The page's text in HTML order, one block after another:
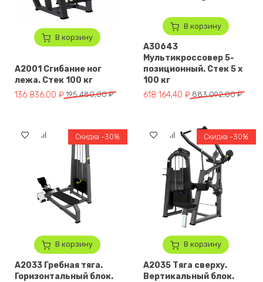
В корзину
A2001 Сгибание ног
лежа. Стек 100 кг
195 480,00₽
Первоначальная цена составляла 195 480,00 ₽.
136 836,00 ₽
Текущая цена: 136 836,00 ₽.
В корзину
A30643
Мультикроссовер 5-
позиционный. Стек 5 х
100 кг
883 092,00₽
Первоначальная цена
618 164,40 ₽
Текущая цена: 618 164,40 ₽.
В корзину
Скидка -30%
A2033 Гребная тяга.
Горизонтальный блок.
В корзину
Скидка -30%
A2035 Тяга сверху.
Вертикальный блок.